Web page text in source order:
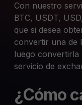
Con nuestro
BTC, USDT,
que si desea
convertir una de
luego convertirla
servicio de
¿Cómo